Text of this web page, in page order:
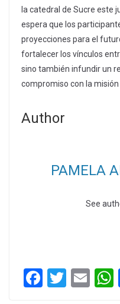
la catedral de Sucre este
espera que los
proyecciones para el
fortalecer los vínculos
sino también infundir un
compromiso con la
Author
PAMELA
See
F
T
E